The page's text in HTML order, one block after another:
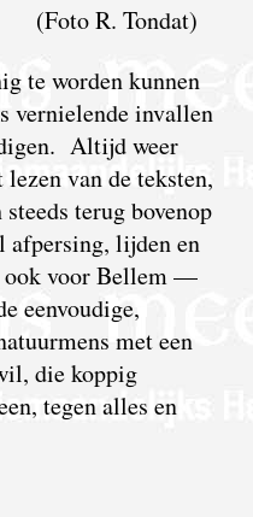
(Foto R. Tondat)
te worden kunnen
vernielende invallen
Altijd weer
van de teksten,
terug bovenop
afpersing, lijden en
voor Bellem —
eenvoudige,
met een
die koppig
tegen alles en